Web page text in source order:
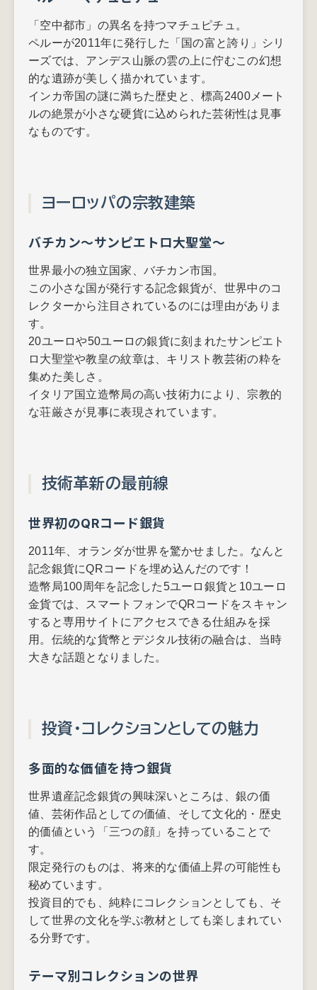
「空中都市」の異名を持つマチュピチュ。
ペルーが2011年に発行した「国の富と誇り」シリ
ーズでは、アンデス山脈の雲の上に佇むこの幻想
的な遺跡が美しく描かれています。
インカ帝国の謎に満ちた歴史と、標高2400メート
ルの絶景が小さな硬貨に込められた芸術性は見事
なものです。
ヨーロッパの宗教建築
バチカン～サンピエトロ大聖堂～
世界最小の独立国家、バチカン市国。
この小さな国が発行する記念銀貨が、世界中のコ
レクターから注目されているのには理由がありま
す。
20ユーロや50ユーロの銀貨に刻まれたサンピエト
ロ大聖堂や教皇の紋章は、キリスト教芸術の粋を
集めた美しさ。
イタリア国立造幣局の高い技術力により、宗教的
な荘厳さが見事に表現されています。
技術革新の最前線
世界初のQRコード銀貨
2011年、オランダが世界を驚かせました。なんと
記念銀貨にQRコードを埋め込んだのです！
造幣局100周年を記念した5ユーロ銀貨と10ユーロ
金貨では、スマートフォンでQRコードをスキャン
すると専用サイトにアクセスできる仕組みを採
用。伝統的な貨幣とデジタル技術の融合は、当時
大きな話題となりました。
投資・コレクションとしての魅力
多面的な価値を持つ銀貨
世界遺産記念銀貨の興味深いところは、銀の価
値、芸術作品としての価値、そして文化的・歴史
的価値という「三つの顔」を持っていることで
す。
限定発行のものは、将来的な価値上昇の可能性も
秘めています。
投資目的でも、純粋にコレクションとしても、そ
して世界の文化を学ぶ教材としても楽しまれてい
る分野です。
テーマ別コレクションの世界